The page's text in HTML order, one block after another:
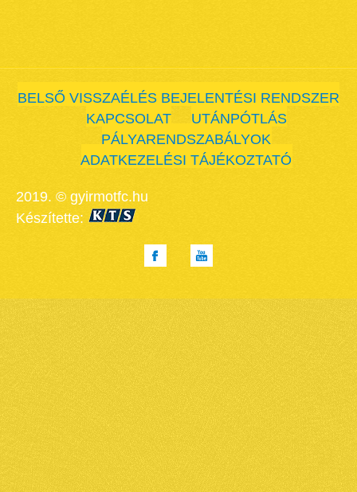
BELSŐ VISSZAÉLÉS BEJELENTÉSI RENDSZER
KAPCSOLAT
UTÁNPÓTLÁS
PÁLYARENDSZABÁLYOK
ADATKEZELÉSI TÁJÉKOZTATÓ
2019. © gyirmotfc.hu
Készítette: